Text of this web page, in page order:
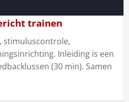
trainen
stimuluscontrole,
Inleiding is een
(30 min). Samen